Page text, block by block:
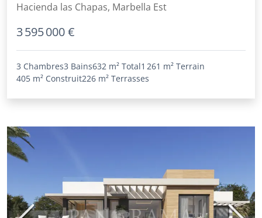
Hacienda las Chapas, Marbella Est
3 595 000 €
3 Chambres3 Bains632 m² Total1 261 m² Terrain
405 m² Construit226 m² Terrasses